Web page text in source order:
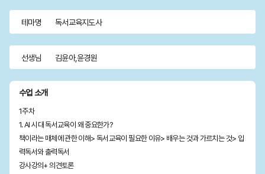
테마명 독서교육지도사
선생님 김윤아,윤경원
수업 소개
1주차
1. AI 시대 독서교육이 왜 중요한가?
책이라는 매체에 관한 이해> 독서교육이 필요한 이유> 배우는 것과 가르치는 것> 입
력독서와 출력독서
강사강의+ 의견토론